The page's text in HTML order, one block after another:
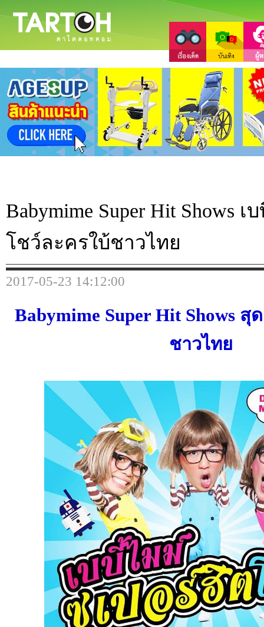
Babymime Super Hit Shows
โชว์ละครใบ้ชาวไทย
2017-05-23 14:12:00
Babymime Super Hit Shows สุ
ชาวไทย